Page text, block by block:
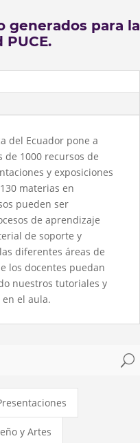
generados para la
del Ecuador pone a
de 1000 recursos de
y exposiciones
materias en
pueden ser
de aprendizaje
de soporte y
diferentes áreas de
los docentes puedan
nuestros tutoriales y
el aula.
U
y Artes